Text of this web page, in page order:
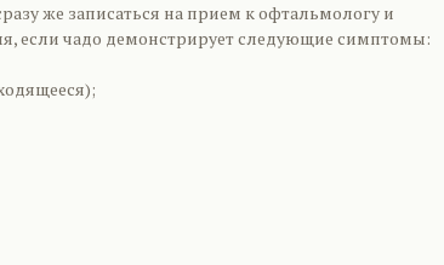
же записаться на прием к офтальмологу и
если чадо демонстрирует следующие симптомы: